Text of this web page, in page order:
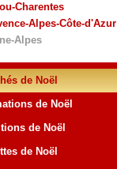
Charentes
Alpes-Côte-d'Azur
Alpes
de Noël
de Noël
de Noël
de Noël